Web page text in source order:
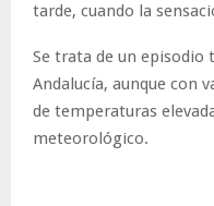
tarde, cuando la
Se trata de un episodio
Andalucía, aunque con
de temperaturas
meteorológico.